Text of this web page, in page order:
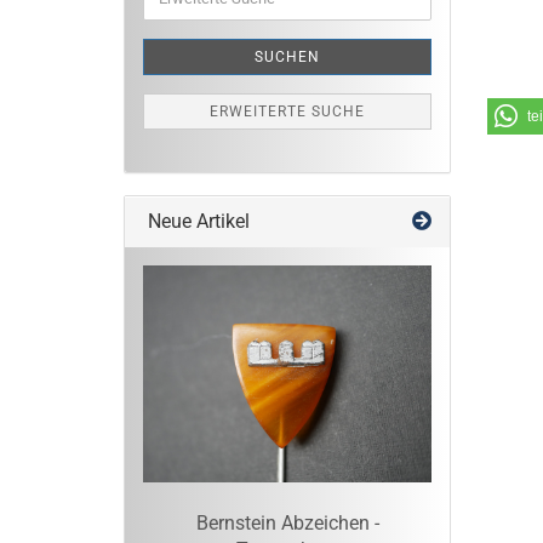
Suche
SUCHEN
ERWEITERTE SUCHE
Neue Artikel
Bernstein Abzeichen -